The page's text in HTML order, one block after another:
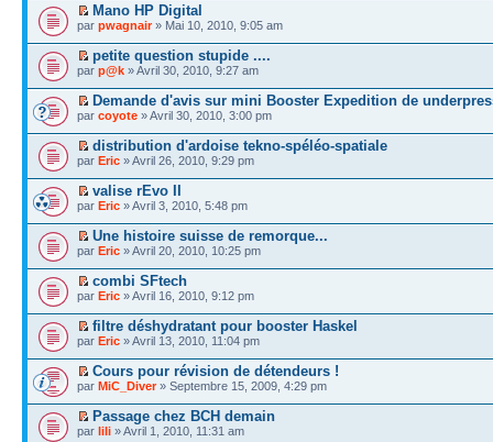
Mano HP Digital
par pwagnair» Mai 10, 2010, 9:05 am
petite question stupide ....
par p@k » Avril 30, 2010, 9:27 am
Demande d'avis sur mini Booster Expedition de
par coyote » Avril 30, 2010, 3:00 pm
distribution d'ardoise tekno-spéléo-spatiale
par Eric » Avril 26, 2010, 9:29 pm
valise rEvo II
par Eric » Avril 3, 2010, 5:48 pm
Une histoire suisse de remorque...
par Eric » Avril 20, 2010, 10:25 pm
combi SFtech
par Eric » Avril 16, 2010, 9:12 pm
filtre déshydratant pour booster Haskel
par Eric » Avril 13, 2010, 11:04 pm
Cours pour révision de détendeurs !
par MiC_Diver» Septembre 15, 2009, 4:29 pm
Passage chez BCH demain
par lili » Avril 1, 2010, 11:31 am